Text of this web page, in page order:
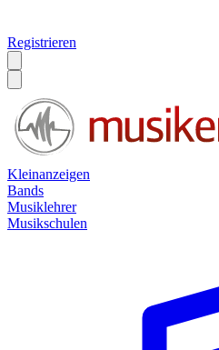
Registrieren
Kleinanzeigen
Bands
Musiklehrer
Musikschulen